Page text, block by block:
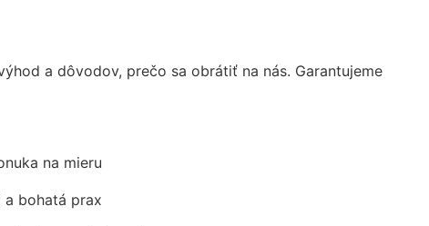
a dôvodov, prečo sa obrátiť na nás. Garantujeme
na mieru
a bohatá prax